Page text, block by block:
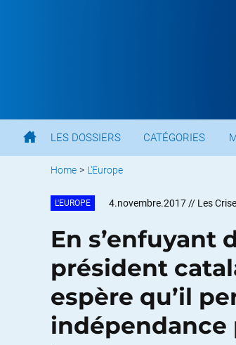
LES DOSSIERS CATÉGORIES
Home > L'Europe
L'EUROPE 4.novembre.2017 // Les
En s’enfuyant
président
espère qu’il
indépendance